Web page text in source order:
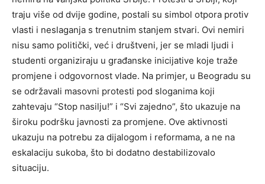
traju više od dvije godine, postali su simbol otpora protiv
vlasti i neslaganja s trenutnim stanjem stvari. Ovi nemiri
nisu samo politički, već i društveni, jer se mladi ljudi i
studenti organiziraju u građanske inicijative koje traže
promjene i odgovornost vlade. Na primjer, u Beogradu su
se održavali masovni protesti pod sloganima koji
zahtevaju “Stop nasilju!” i “Svi zajedno”, što ukazuje na
široku podršku javnosti za promjene. Ove aktivnosti
ukazuju na potrebu za dijalogom i reformama, a ne na
eskalaciju sukoba, što bi dodatno destabilizovalo
situaciju.